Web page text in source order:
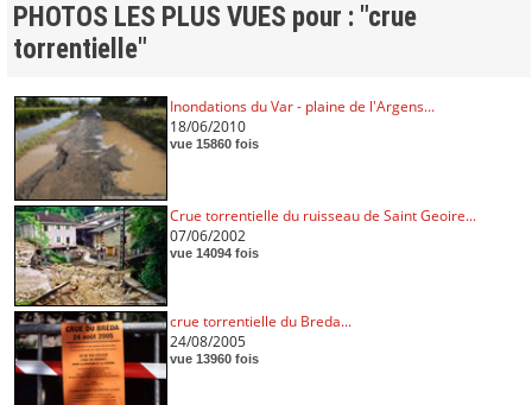
PHOTOS LES PLUS VUES pour : "crue
torrentielle"
Inondations du Var - plaine de l'Argens...
18/06/2010
vue 15860 fois
Crue torrentielle du ruisseau de Saint Geoire...
07/06/2002
vue 14094 fois
crue torrentielle du Breda...
24/08/2005
vue 13960 fois